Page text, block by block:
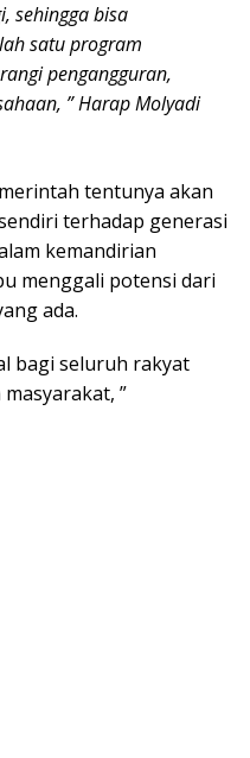
sehingga bisa
satu program
pengangguran,
” Harap Molyadi
tentunya akan
terhadap generasi
kemandirian
menggali potensi dari
ada.
bagi seluruh rakyat
”